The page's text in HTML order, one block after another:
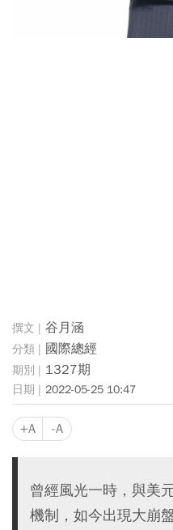
谷月涵
國際總經
1327期
2022-05-25 10:47
+A -A
曾經風光一時，與美
機制，如今出現大崩